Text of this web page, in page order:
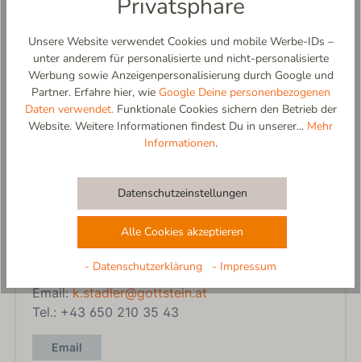
Geschäftskunden
Walkstoffe
Bitte kontaktiere hierfür unsere Verkaufsleiterin:
Karolina Stadler
Email:k.stadler@gottstein.at
Tel.: +43 650 210 35 43
Email
Privatsphäre
Unsere Website verwendet Cookies und mobile Werbe-IDs –
unter anderem für personalisierte und nicht-personalisierte
Werbung sowie Anzeigenpersonalisierung durch Google und
Partner. Erfahre hier, wie Google Deine personenbezogenen
Daten verwendet.Funktionale Cookies sichern den Betrieb der
Website. Weitere Informationen findest Du in unserer... Mehr
Informationen.
Datenschutzeinstellungen
Alle Cookies akzeptieren
- Datenschutzerklärung - Impressum